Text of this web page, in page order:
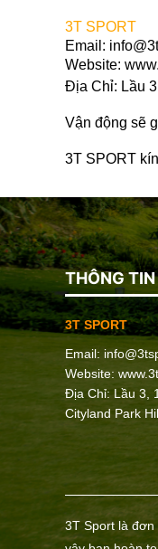
3T SPORT
Email:
Website:
Địa Chỉ: Lầu
Vận động sẽ
3T SPORT
THÔNG TIN
3T SPORT
Email:
Website:
Địa Chỉ: Lầu 3,
Cityland Park
3T Sport là